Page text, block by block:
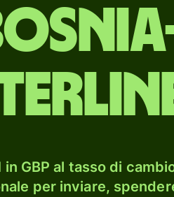
GBP al tasso di
per inviare,